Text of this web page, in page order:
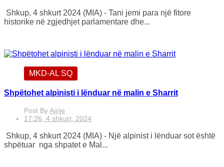
Shkup, 4 shkurt 2024 (MIA) - Tani jemi para një fitore
historike në zgjedhjet parlamentare dhe...
MKD-AL SQ
Shpëtohet alpinisti i lënduar në malin e Sharrit
Post ByAjrije
17:26, 4 shkurt, 2024
Shkup, 4 shkurt 2024 (MIA) - Një alpinist i lënduar sot është
shpëtuar nga shpatet e Mal...